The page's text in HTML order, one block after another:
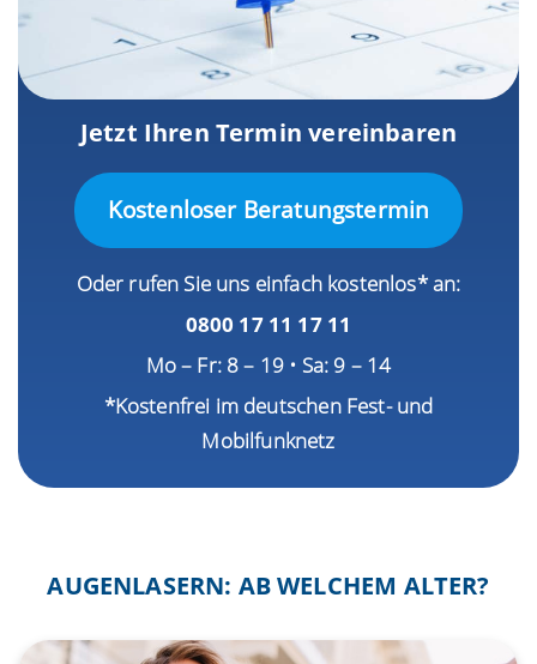
Jetzt Ihren Termin vereinbaren
Kostenloser Beratungstermin
Oder rufen Sie uns einfach kostenlos* an:
0800 17 11 17 11
Mo – Fr: 8 – 19 • Sa: 9 – 14
*Kostenfrei im deutschen Fest- und
Mobilfunknetz
AUGENLASERN: AB WELCHEM ALTER?